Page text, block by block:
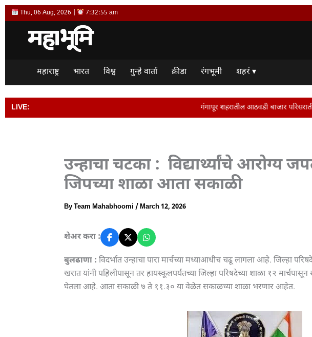
Skip
to
Thu, 06 Aug, 2026 | 7:32:56 am
महाराष्ट्र भारत विश्व गुन्हे वार्ता क्रीडा रंगभूमी शहरं ▾
LIVE: गंगापूर शहरातील आठवडी बाजार परिसरातील शौचालय
उन्हाचा चटका : विद्यार्थ्यांचे आरोग्य
जिपच्या शाळा आता सकाळी
ByTeam Mahabhoomi /March 12, 2026
शेअर करा :
बुलढाणा : विदर्भात उन्हाचा पारा मार्चच्या मध्याआधीच चढू लागला आहे. जिल्हा
खरात यांनी पहिलीपासून तर हायस्कूलपर्यंतच्या जिल्हा परिषदेच्या शाळा १२
घेतला आहे. आता सकाळी ७ ते ११.३० या वेळेत सकाळच्या शाळा भरणार आहेत.